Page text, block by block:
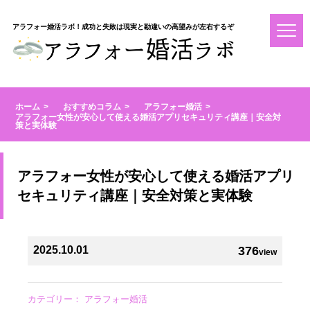
アラフォー婚活ラボ！成功と失敗は現実と勘違いの高望みが左右するぞ
ホーム おすすめコラム
アラフォー婚活
アラフォー女性が安心して使える婚活アプリセキュリティ講座｜安全対
策と実体験
アラフォー女性が安心して使える婚活アプリ
セキュリティ講座｜安全対策と実体験
376view
2025.10.01
カテゴリー： アラフォー婚活